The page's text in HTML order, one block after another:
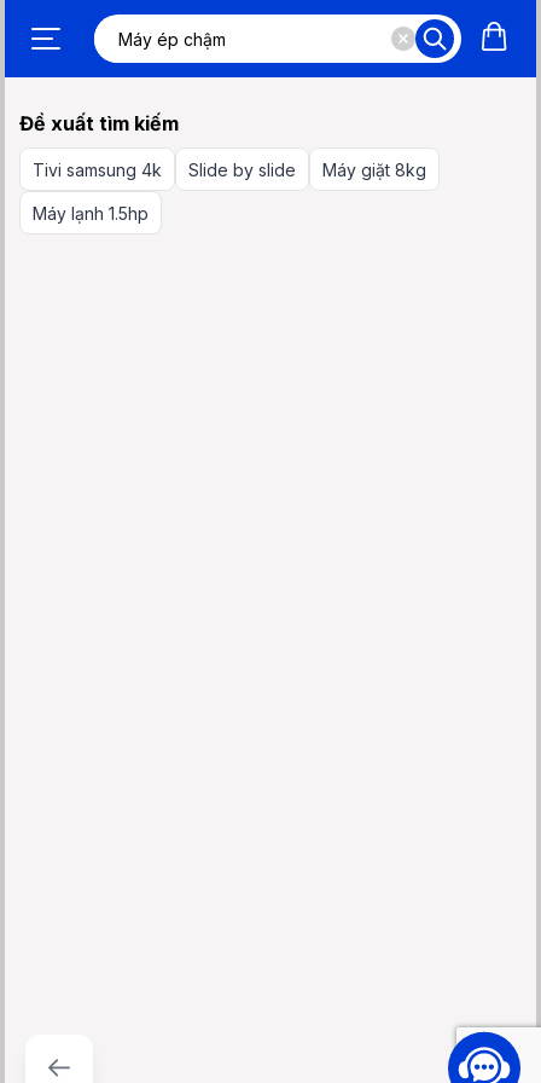
Đề xuất tìm kiếm
Tivi samsung 4k Slide by slide Máy giặt 8kg
Máy lạnh 1.5hp